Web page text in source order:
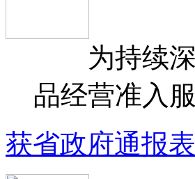
为持续深
品经营准入
获省政府通报